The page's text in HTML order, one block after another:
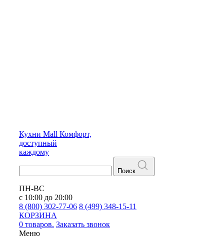
Кухни Mall Комфорт,
доступный
каждому
Поиск
ПН-ВС
с 10:00 до 20:00
8 (800) 302-77-06 8 (499) 348-15-11
КОРЗИНА
0 товаров. Заказать звонок
Меню